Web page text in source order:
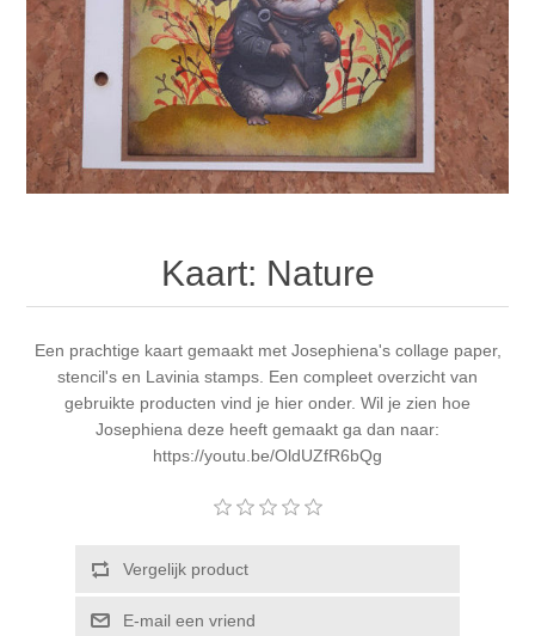
Stompkaarsen
Magic
Personen
Steampunk
Alcohol ink
Embossing
Foto's
Inkleuren
Gummiapan
Lavinia Stamps
CraftEmotions
Ranger
Staedtler
Inspiratie
Art Journal 2025
Kaarten 2025
Art Journal 2024
Kaarten 2023
kaarten 2022
Kaarten 2021
Kaart: Nature
Een prachtige kaart gemaakt met Josephiena's collage paper,
stencil's en Lavinia stamps. Een compleet overzicht van
gebruikte producten vind je hier onder. Wil je zien hoe
Josephiena deze heeft gemaakt ga dan naar:
https://youtu.be/OldUZfR6bQg
Vergelijk product
E-mail een vriend